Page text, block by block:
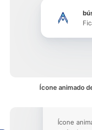
Ícone animado
Ícone